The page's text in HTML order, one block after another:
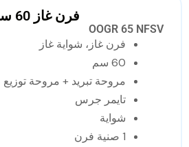
فرن غاز 60 سم
OOGR 65 NFSV
فرن غاز، شواية غاز
60 سم
مروحة تبريد + مروحة توزيع
تايمر جرس
شواية
1 صنية فرن